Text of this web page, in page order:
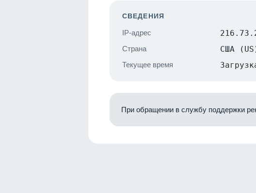
СВЕДЕНИЯ
IP-адрес
Страна США
Текущее время
При обращении в службу поддержки